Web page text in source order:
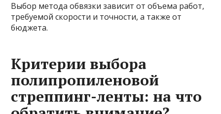
Выбор метода обвязки зависит от объема работ,
требуемой скорости и точности, а также от
бюджета.
Критерии выбора
полипропиленовой
стреппинг-ленты: на что